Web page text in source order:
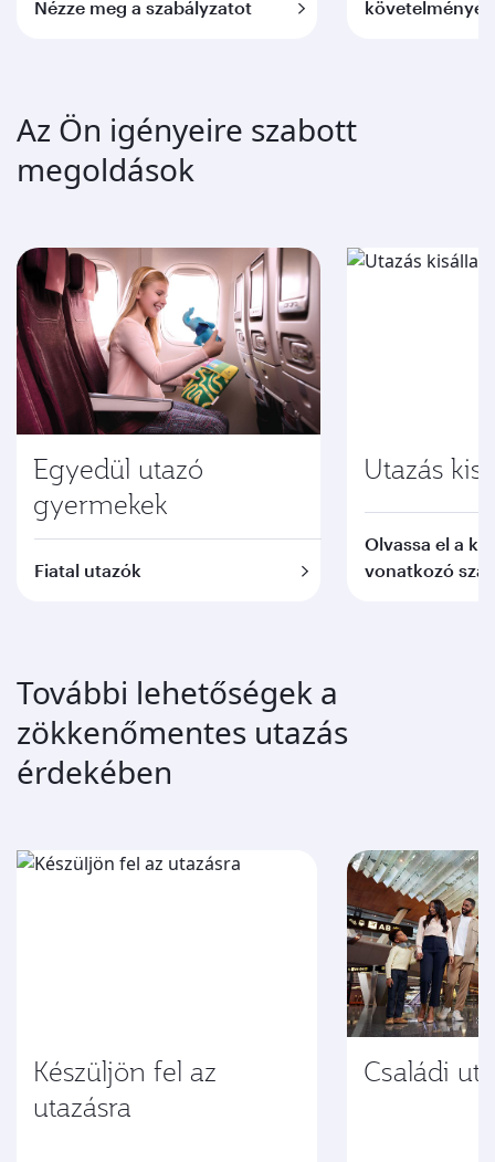
Nézze meg a szabályzatot
Az Ön igényeire szabott
megoldások
Egyedül utazó
gyermekek
Fiatal utazók
Utazás
Olvassa el a
vonatkozó
További lehetőségek a
zökkenőmentes utazás
érdekében
Készüljön fel az
utazásra
Családi